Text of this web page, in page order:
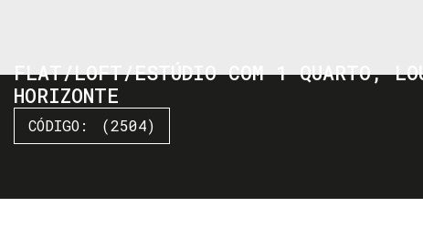
FLAT/LOFT/ESTÚDIO COM 1 QUARTO,
HORIZONTE
(2504)